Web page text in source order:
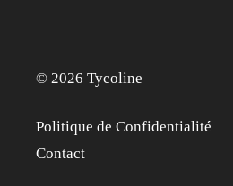
© 2026 Tycoline
Politique de Confidentialité
Contact